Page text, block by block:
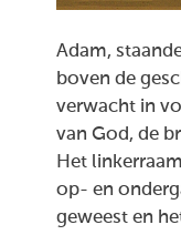
Adam,
boven de
verwacht in
van God, de
Het
op- en
geweest en